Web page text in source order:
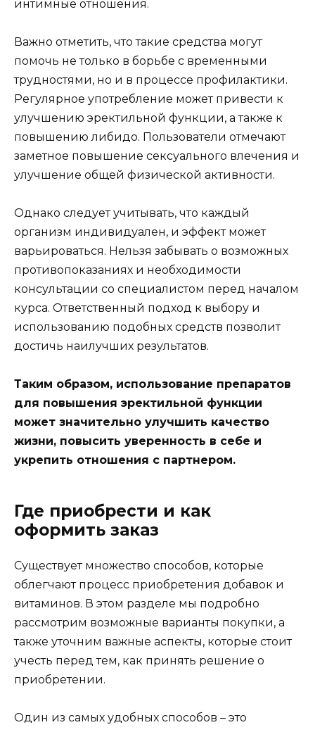
интимные отношения.
Важно отметить, что такие средства могут
помочь не только в борьбе с временными
трудностями, но и в процессе профилактики.
Регулярное употребление может привести к
улучшению эректильной функции, а также к
повышению либидо. Пользователи отмечают
заметное повышение сексуального влечения и
улучшение общей физической активности.
Однако следует учитывать, что каждый
организм индивидуален, и эффект может
варьироваться. Нельзя забывать о возможных
противопоказаниях и необходимости
консультации со специалистом перед началом
курса. Ответственный подход к выбору и
использованию подобных средств позволит
достичь наилучших результатов.
Таким образом, использование препаратов
для повышения эректильной функции
может значительно улучшить качество
жизни, повысить уверенность в себе и
укрепить отношения с партнером.
Где приобрести и как
оформить заказ
Существует множество способов, которые
облегчают процесс приобретения добавок и
витаминов. В этом разделе мы подробно
рассмотрим возможные варианты покупки, а
также уточним важные аспекты, которые стоит
учесть перед тем, как принять решение о
приобретении.
Один из самых удобных способов – это